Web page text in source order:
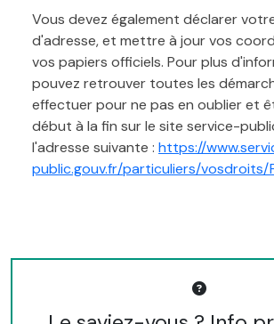
Vous devez également déclarer
d'adresse, et mettre à jour vos
vos papiers officiels. Pour plus
pouvez retrouver toutes les
effectuer pour ne pas en oublier et
début à la fin sur le site service-
l'adresse suivante : https://
public.gouv.fr/particuliers/vosdroits/